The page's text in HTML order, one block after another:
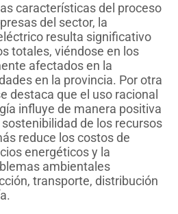
características del proceso
del sector, la
resulta significativo
totales, viéndose en los
afectados en la
en la provincia. Por otra
destaca que el uso racional
influye de manera positiva
de los recursos
reduce los costos de
energéticos y la
ambientales
transporte, distribución